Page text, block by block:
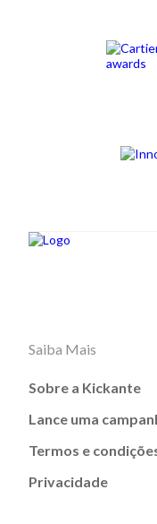
Saiba Mais
Sobre a Kickante
Lance uma
Termos e
Privacidade